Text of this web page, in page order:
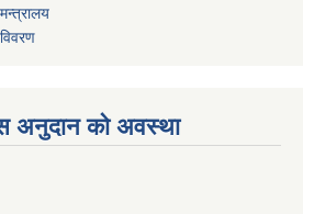
अनुदान काे अवस्था